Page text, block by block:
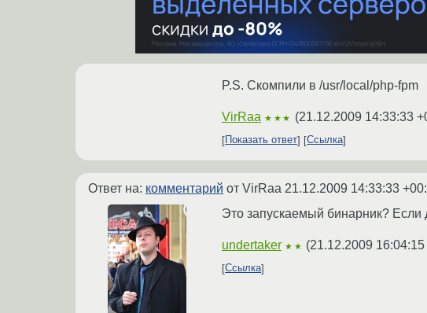
P.S. Скомпили в /usr/local/php-fpm
VirRaa ★★★ (21.12.2009 14:33:33
Показать ответ
Ссылка
Ответ на: комментарий от VirRaa 21.12.2009 14:33:33
Это запускаемый бинарник? Если
undertaker ★★ (21.12.2009
Ссылка